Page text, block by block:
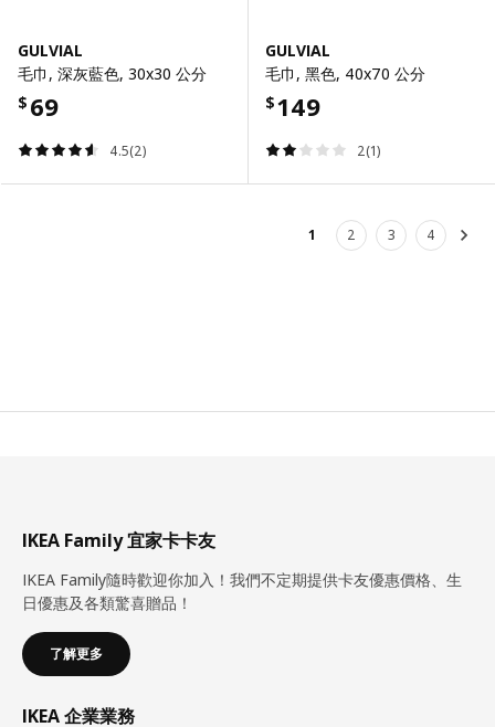
GULVIAL
毛巾, 深灰藍色, 30x30 公分
$ 69
4.5(2)
GULVIAL
毛巾, 黑色, 40x70 公分
$149
2(1)
1 2 3 4 下
IKEA Family 宜家卡卡友
IKEA Family隨時歡迎你加入！我們不定期提供卡友優惠價格、生
日優惠及各類驚喜贈品！
了解更多
IKEA 企業業務